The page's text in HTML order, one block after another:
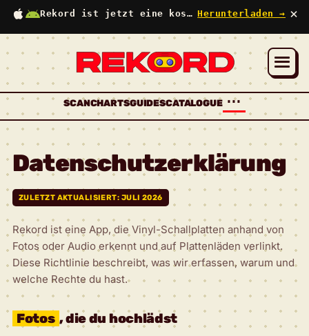
Rekord ist jetzt eine kostenlose App Herunterladen → ×
SCANCHARTSGUIDESCATALOGUE ⋯
Datenschutzerklärung
ZULETZT AKTUALISIERT: JULI 2026
Rekord ist eine App, die Vinyl-Schallplatten anhand von
Fotos oder Audio erkennt und auf Plattenläden verlinkt.
Diese Richtlinie beschreibt, was wir erfassen, warum und
welche Rechte du hast.
Fotos , die du hochlädst